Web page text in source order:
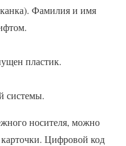
Фамилия и имя
пластик.
системы.
носителя, можно
карточки. Цифровой код